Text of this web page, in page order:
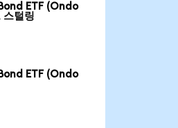
ETF (Ondo
스털링
ETF (Ondo